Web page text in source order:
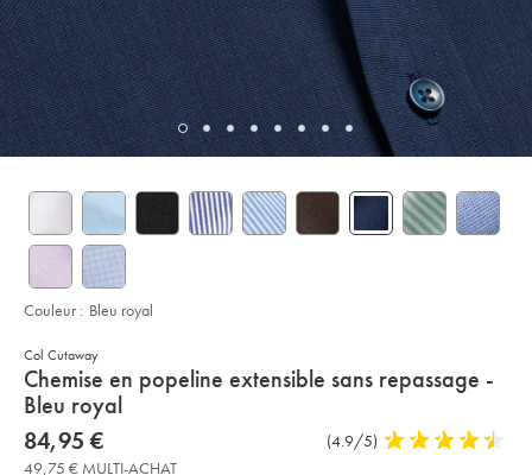
Col Cutaway
details
about
product:
Chemise en popeline extensible sans repassage -
Bleu royal
Details
https://www.charlestyrwhitt.com/fr/chemise-
en-
popeline-
now
84,95
84,95 €
Commentaires
(4.9/5) 4,9
49,75 € MULTI-ACHAT
Couleur : Bleu royal